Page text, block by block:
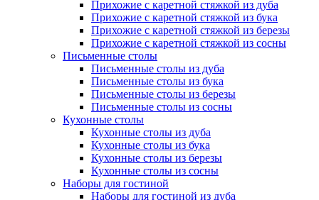
Прихожие с каретной стяжкой из дуба
Прихожие с каретной стяжкой из бука
Прихожие с каретной стяжкой из березы
Прихожие с каретной стяжкой из сосны
Письменные столы
Письменные столы из дуба
Письменные столы из бука
Письменные столы из березы
Письменные столы из сосны
Кухонные столы
Кухонные столы из дуба
Кухонные столы из бука
Кухонные столы из березы
Кухонные столы из сосны
Наборы для гостиной
Наборы для гостиной из дуба